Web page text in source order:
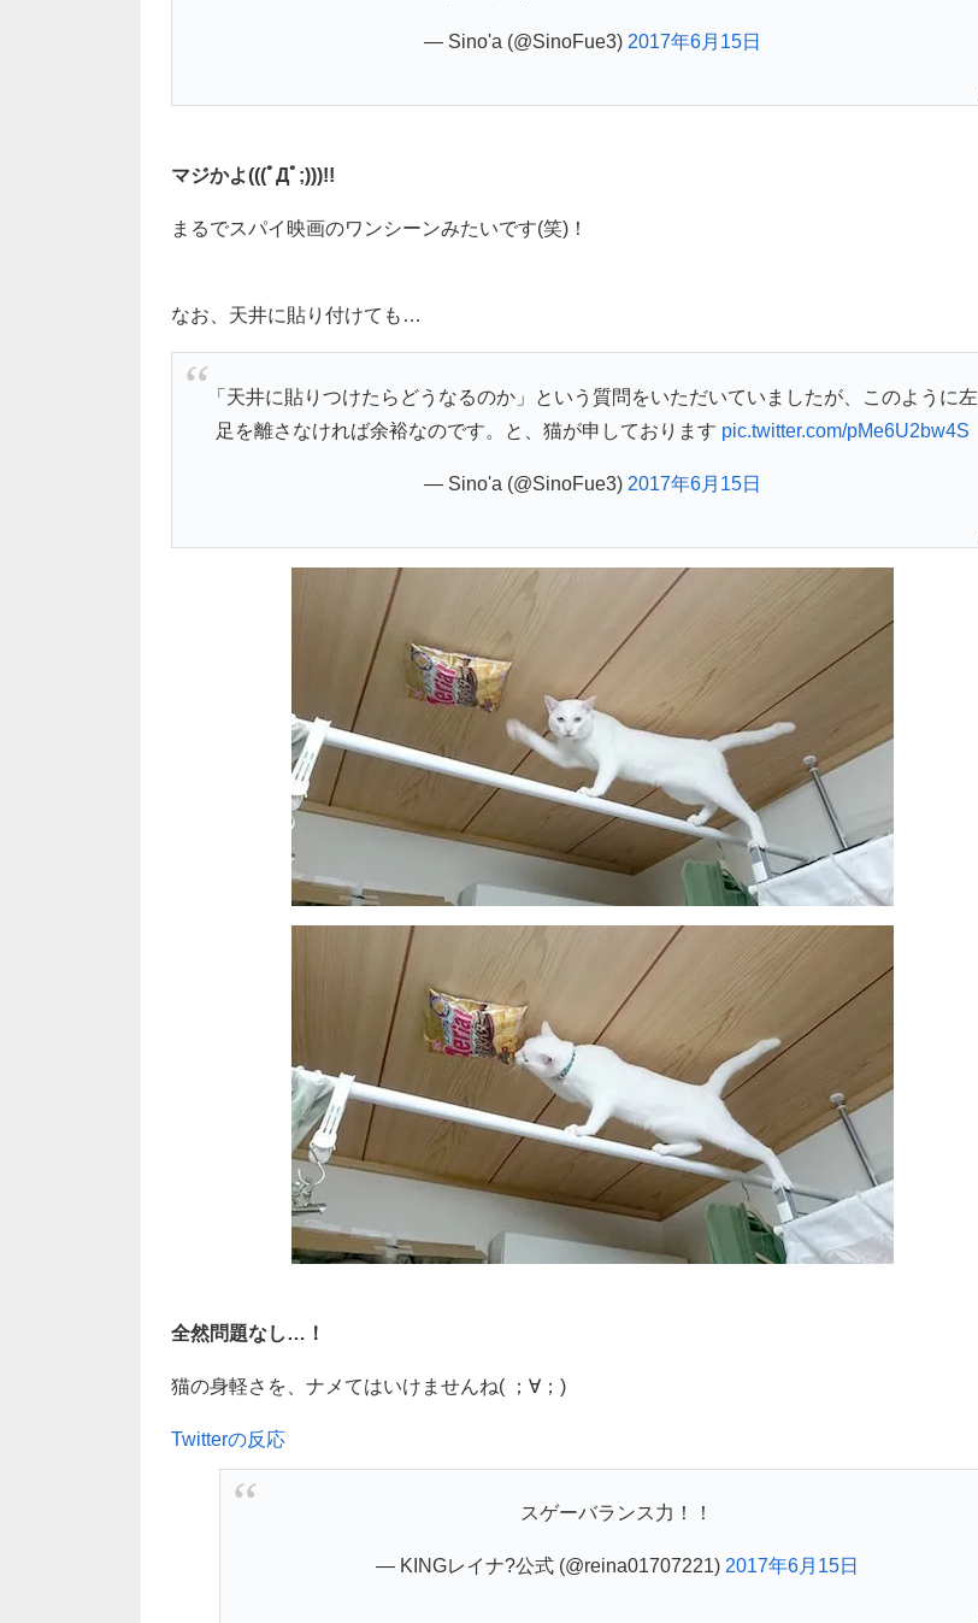
— Sino'a (@SinoFue3) 2017年6月15日
マジかよ(((ﾟДﾟ;)))!!
まるでスパイ映画のワンシーンみたいです(笑)！
なお、天井に貼り付けても…
「天井に貼りつけたらどうなるのか」という質問をいただいていましたが、このように左
足を離さなければ余裕なのです。と、猫が申しております pic.twitter.com/pMe6U2bw4S
— Sino'a (@SinoFue3) 2017年6月15日
全然問題なし…！
猫の身軽さを、ナメてはいけませんね( ；∀；)
Twitterの反応
スゲーバランス力！！
— KINGレイナ?公式 (@reina01707221) 2017年6月15日